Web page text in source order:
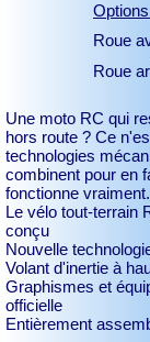
Roue
Roue
Une moto RC qui
hors route ? Ce
technologies
combinent pour en
fonctionne
Le vélo tout-terrain
conçu
Nouvelle
Volant d'inertie à
Graphismes et
officielle
Entièrement